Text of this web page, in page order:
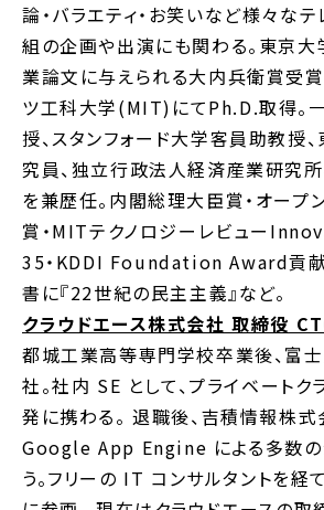
論・バラエティ・お笑いなど様々な
組の企画や出演にも関わる。東京
業論文に与えられる大内兵衛賞受賞
ツ工科大学(MIT)にてPh.D.取得。
授、スタンフォード大学客員助教授
究員、独立行政法人経済産業研究
を兼歴任。内閣総理大臣賞・オープ
賞・MITテクノロジーレビュー
35・KDDI Foundation Award貢献
書に『22世紀の民主主義』など。
クラウドエース株式会社 取締役
都城工業高等専門学校卒業後、富
社。社内 SE として、プライベートク
発に携わる。 退職後、吉積情報株式
Google App Engine による多数の
う。フリーの IT コンサルタントを経